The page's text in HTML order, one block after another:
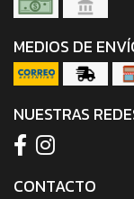
MEDIOS DE
NUESTRAS
CONTACTO